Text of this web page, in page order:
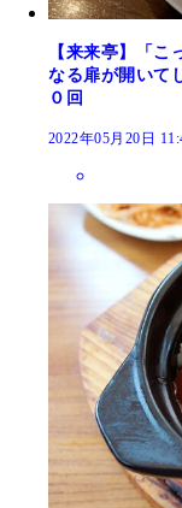
【来来亭】「
なる扉が開いて
０回
2022年05月20日